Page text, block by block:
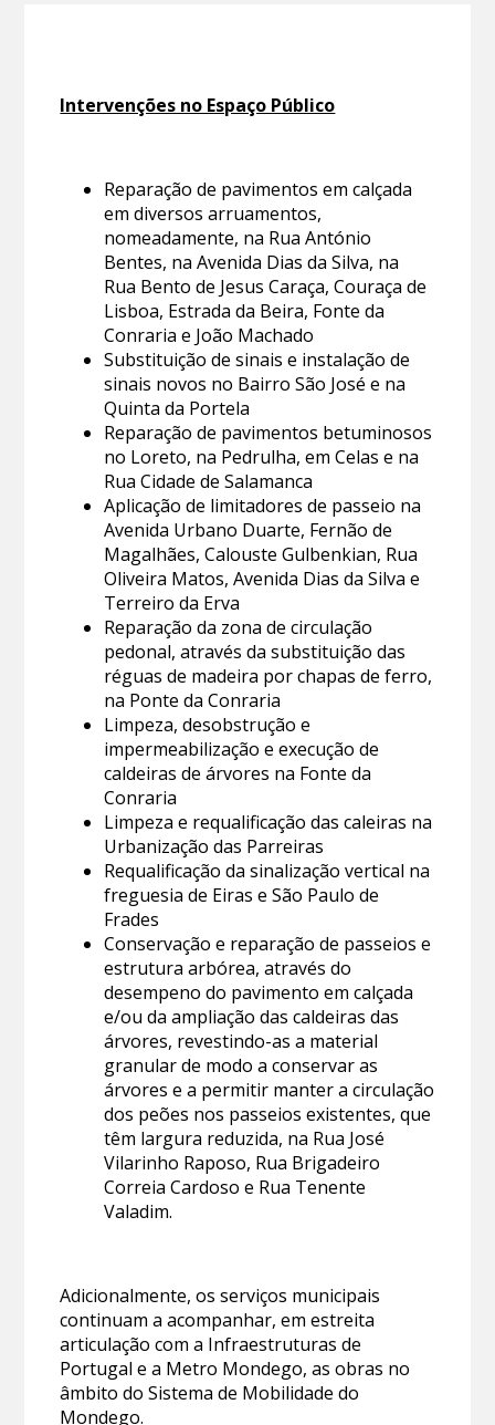
Intervenções no Espaço Público
Reparação de pavimentos em calçada
em diversos arruamentos,
nomeadamente, na Rua António
Bentes, na Avenida Dias da Silva, na
Rua Bento de Jesus Caraça, Couraça de
Lisboa, Estrada da Beira, Fonte da
Conraria e João Machado
Substituição de sinais e instalação de
sinais novos no Bairro São José e na
Quinta da Portela
Reparação de pavimentos betuminosos
no Loreto, na Pedrulha, em Celas e na
Rua Cidade de Salamanca
Aplicação de limitadores de passeio na
Avenida Urbano Duarte, Fernão de
Magalhães, Calouste Gulbenkian, Rua
Oliveira Matos, Avenida Dias da Silva e
Terreiro da Erva
Reparação da zona de circulação
pedonal, através da substituição das
réguas de madeira por chapas de ferro,
na Ponte da Conraria
Limpeza, desobstrução e
impermeabilização e execução de
caldeiras de árvores na Fonte da
Conraria
Limpeza e requalificação das caleiras na
Urbanização das Parreiras
Requalificação da sinalização vertical na
freguesia de Eiras e São Paulo de
Frades
Conservação e reparação de passeios e
estrutura arbórea, através do
desempeno do pavimento em calçada
e/ou da ampliação das caldeiras das
árvores, revestindo-as a material
granular de modo a conservar as
árvores e a permitir manter a circulação
dos peões nos passeios existentes, que
têm largura reduzida, na Rua José
Vilarinho Raposo, Rua Brigadeiro
Correia Cardoso e Rua Tenente
Valadim.
Adicionalmente, os serviços municipais
continuam a acompanhar, em estreita
articulação com a Infraestruturas de
Portugal e a Metro Mondego, as obras no
âmbito do Sistema de Mobilidade do
Mondego.